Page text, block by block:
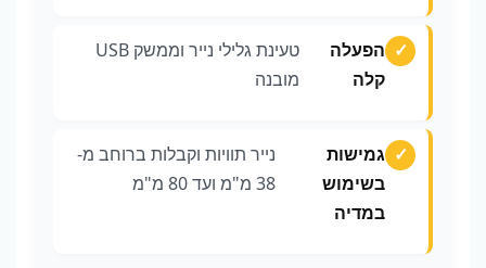
הפעלה
קלה
טעינת גלילי נייר וממשק USB
מובנה
גמישות
בשימוש
במדיה
נייר תוויות וקבלות ברוחב מ-
38 מ"מ ועד 80 מ"מ